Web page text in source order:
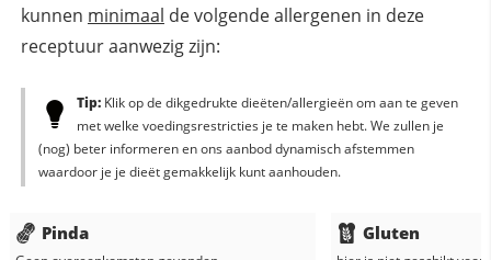
kunnen minimaal de volgende allergenen in deze
receptuur aanwezig zijn:
Tip:Klik op de dikgedrukte dieëten/allergieën om aan te geven
met welke voedingsrestricties je te maken hebt. We zullen je
(nog) beter informeren en ons aanbod dynamisch afstemmen
waardoor je je dieët gemakkelijk kunt aanhouden.
Pinda Gluten